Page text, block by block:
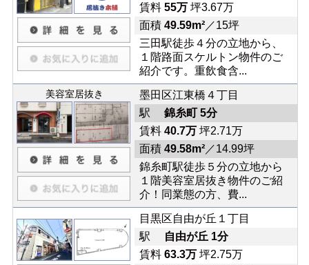
賃料 55万坪3.67万
面積 49.59m²／15坪
三田駅徒歩４分の立地から、
１階路面スケルトン物件のご
紹介です。重飲食含...
美容室居抜き
墨田区江東橋４丁目
駅 錦糸町 5分
賃料 40.7万坪2.71万
面積 49.58m²／14.99坪
錦糸町駅徒歩５分の立地から
１階美容室居抜き物件のご紹
介！同業態の方、費...
目黒区自由が丘１丁目
駅
自由が丘 1分
賃料 63.3万坪2.75万